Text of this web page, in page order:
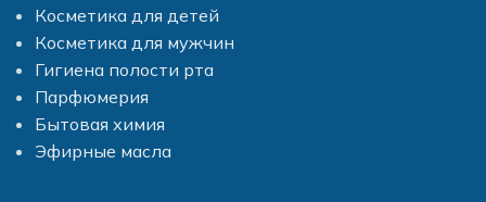
Косметика для детей
Косметика для мужчин
Гигиена полости рта
Парфюмерия
Бытовая химия
Эфирные масла